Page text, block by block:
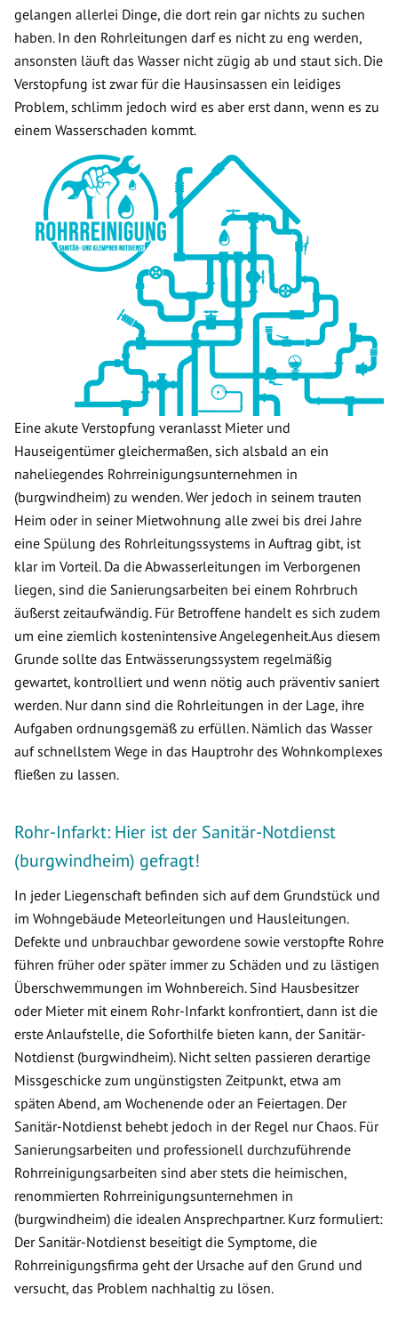
gelangen allerlei Dinge, die dort rein gar nichts zu suchen
haben. In den Rohrleitungen darf es nicht zu eng werden,
ansonsten läuft das Wasser nicht zügig ab und staut sich. Die
Verstopfung ist zwar für die Hausinsassen ein leidiges
Problem, schlimm jedoch wird es aber erst dann, wenn es zu
einem Wasserschaden kommt.
Eine akute Verstopfung veranlasst Mieter und
Hauseigentümer gleichermaßen, sich alsbald an ein
naheliegendes Rohrreinigungsunternehmen in
(burgwindheim) zu wenden. Wer jedoch in seinem trauten
Heim oder in seiner Mietwohnung alle zwei bis drei Jahre
eine Spülung des Rohrleitungssystems in Auftrag gibt, ist
klar im Vorteil. Da die Abwasserleitungen im Verborgenen
liegen, sind die Sanierungsarbeiten bei einem Rohrbruch
äußerst zeitaufwändig. Für Betroffene handelt es sich zudem
um eine ziemlich kostenintensive Angelegenheit.Aus diesem
Grunde sollte das Entwässerungssystem regelmäßig
gewartet, kontrolliert und wenn nötig auch präventiv saniert
werden. Nur dann sind die Rohrleitungen in der Lage, ihre
Aufgaben ordnungsgemäß zu erfüllen. Nämlich das Wasser
auf schnellstem Wege in das Hauptrohr des Wohnkomplexes
fließen zu lassen.
Rohr-Infarkt: Hier ist der Sanitär-Notdienst
(burgwindheim) gefragt!
In jeder Liegenschaft befinden sich auf dem Grundstück und
im Wohngebäude Meteorleitungen und Hausleitungen.
Defekte und unbrauchbar gewordene sowie verstopfte Rohre
führen früher oder später immer zu Schäden und zu lästigen
Überschwemmungen im Wohnbereich. Sind Hausbesitzer
oder Mieter mit einem Rohr-Infarkt konfrontiert, dann ist die
erste Anlaufstelle, die Soforthilfe bieten kann, der Sanitär-
Notdienst (burgwindheim). Nicht selten passieren derartige
Missgeschicke zum ungünstigsten Zeitpunkt, etwa am
späten Abend, am Wochenende oder an Feiertagen. Der
Sanitär-Notdienst behebt jedoch in der Regel nur Chaos. Für
Sanierungsarbeiten und professionell durchzuführende
Rohrreinigungsarbeiten sind aber stets die heimischen,
renommierten Rohrreinigungsunternehmen in
(burgwindheim) die idealen Ansprechpartner. Kurz formuliert:
Der Sanitär-Notdienst beseitigt die Symptome, die
Rohrreinigungsfirma geht der Ursache auf den Grund und
versucht, das Problem nachhaltig zu lösen.